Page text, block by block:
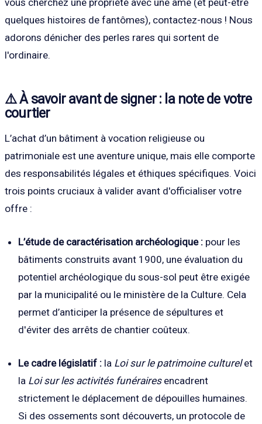
quelques histoires de fantômes), contactez-nous ! Nous
adorons dénicher des perles rares qui sortent de
l'ordinaire.
⚠️ À savoir avant de signer : la note de votre
courtier
L’achat d’un bâtiment à vocation religieuse ou
patrimoniale est une aventure unique, mais elle comporte
des responsabilités légales et éthiques spécifiques. Voici
trois points cruciaux à valider avant d'officialiser votre
offre :
L’étude de caractérisation archéologique : pour les
bâtiments construits avant 1900, une évaluation du
potentiel archéologique du sous-sol peut être exigée
par la municipalité ou le ministère de la Culture. Cela
permet d’anticiper la présence de sépultures et
d'éviter des arrêts de chantier coûteux.
Le cadre législatif : la Loi sur le patrimoine culturelet
la Loi sur les activités funérairesencadrent
strictement le déplacement de dépouilles humaines.
Si des ossements sont découverts, un protocole de